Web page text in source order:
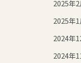
2025年2
2025年1
2024年
2024年